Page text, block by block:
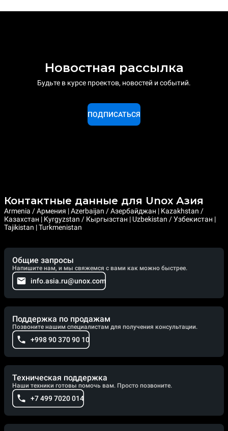
Новостная рассылка
Будьте в курсе проектов, новостей и событий.
ПОДПИСАТЬСЯ
Контактные данные для Unox Азия
Armenia / Армения | Azerbaijan / Азербайджан | Kazakhstan /
Казахстан | Kyrgyzstan / Кыргызстан | Uzbekistan / Узбекистан |
Tajikistan | Turkmenistan
Общие запросы
Напишите нам, и мы свяжемся с вами как можно быстрее.
info.asia.ru@unox.com
Поддержка по продажам
Позвоните нашим специалистам для получения консультации.
+998 90 370 90 10
Техническая поддержка
Наши техники готовы помочь вам. Просто позвоните.
+7 499 7020 014